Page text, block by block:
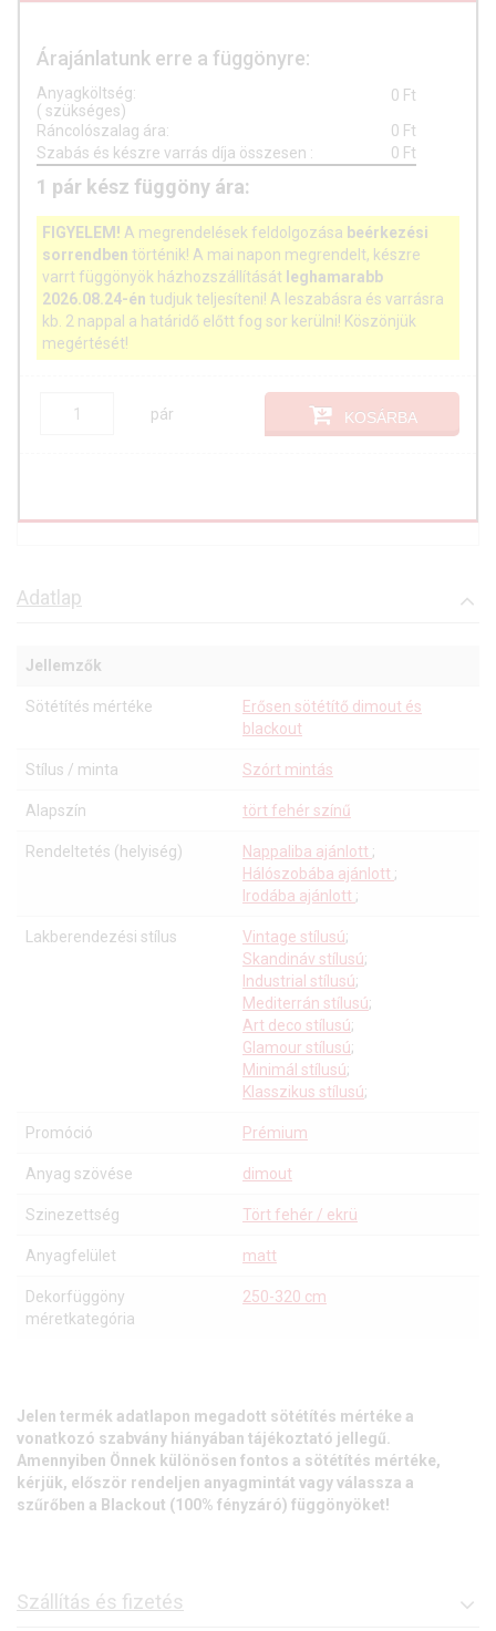
Árajánlatunk erre a függönyre:
Anyagköltség:
( szükséges)
0 Ft
Ráncolószalag ára:
0 Ft
Szabás és készre varrás díja összesen : 0 Ft
1 pár kész függöny ára:
FIGYELEM! A megrendelések feldolgozása beérkezési
sorrendben történik! A mai napon megrendelt, készre
varrt függönyök házhozszállítását leghamarabb
2026.08.24-én tudjuk teljesíteni! A leszabásra és varrásra
kb. 2 nappal a határidő előtt fog sor kerülni! Köszönjük
megértését!
pár KOSÁRBA
Adatlap
Jellemzők
Sötétítés mértéke
Erősen sötétítő dimout és
blackout
Stílus / minta Szórt mintás
Alapszín tört fehér színű
Rendeltetés (helyiség) Nappaliba ajánlott ;
Hálószobába ajánlott ;
Irodába ajánlott ;
Lakberendezési stílus Vintage stílusú;
Skandináv stílusú;
Industrial stílusú;
Mediterrán stílusú;
Art deco stílusú;
Glamour stílusú;
Minimál stílusú;
Klasszikus stílusú;
Promóció Prémium
Anyag szövése dimout
Szinezettség Tört fehér / ekrü
Anyagfelület matt
Dekorfüggöny
méretkategória
250-320 cm
Jelen termék adatlapon megadott sötétítés mértéke a
vonatkozó szabvány hiányában tájékoztató jellegű.
Amennyiben Önnek különösen fontos a sötétítés mértéke,
kérjük, először rendeljen anyagmintát vagy válassza a
szűrőben a Blackout (100% fényzáró) függönyöket!
Szállítás és fizetés